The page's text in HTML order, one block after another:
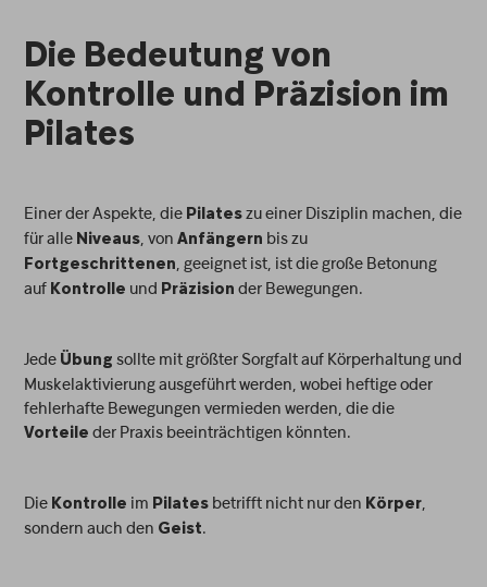
Die Bedeutung von
Kontrolle und Präzision im
Pilates
Einer der Aspekte, die Pilates zu einer Disziplin machen, die
für alle Niveaus, vonAnfängern bis zu
Fortgeschrittenen, geeignet ist, ist die große Betonung
auf Kontrolle und Präzision der Bewegungen.
Jede Übung sollte mit größter Sorgfalt auf Körperhaltung und
Muskelaktivierung ausgeführt werden, wobei heftige oder
fehlerhafte Bewegungen vermieden werden, die die
Vorteile der Praxis beeinträchtigen könnten.
Die Kontrolle im Pilates betrifft nicht nur den Körper,
sondern auch den Geist.